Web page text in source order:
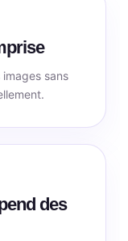
sans
des